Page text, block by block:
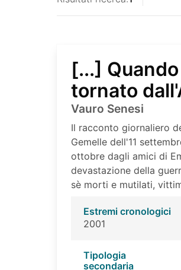
[...]
tornato
Vauro Senesi
Il racconto giornaliero
Gemelle dell'11
ottobre dagli amici di
devastazione della
sè morti e mutilati,
Estremi cronologici
2001
Tipologia
secondaria